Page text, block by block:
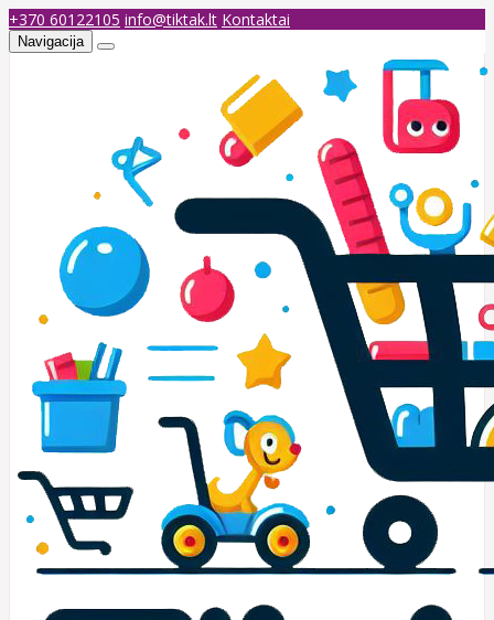
+370 60122105 info@tiktak.lt Kontaktai
Navigacija